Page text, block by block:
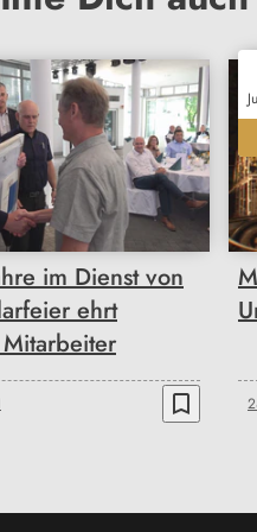
im Dienst von
ehrt
bookmark_border